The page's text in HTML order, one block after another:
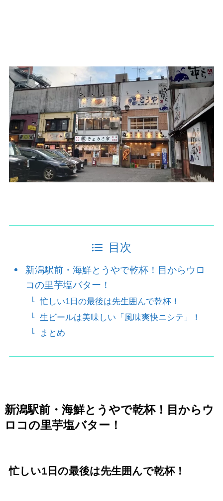
目次
新潟駅前・海鮮とうやで乾杯！目からウロ
コの里芋塩バター！
忙しい1日の最後は先生囲んで乾杯！
生ビールは美味しい「風味爽快ニシテ」！
まとめ
新潟駅前・海鮮とうやで乾杯！目からウ
ロコの里芋塩バター！
忙しい1日の最後は先生囲んで乾杯！